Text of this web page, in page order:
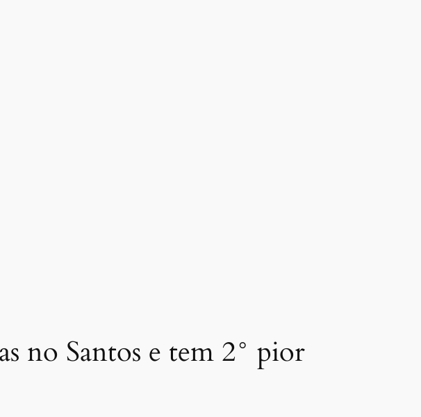
no Santos e tem 2° pior